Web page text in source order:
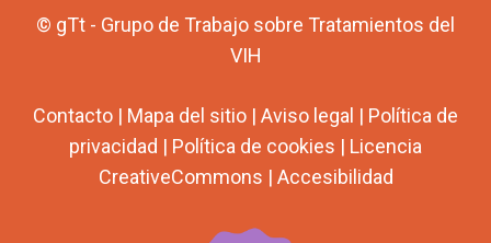
© gTt - Grupo de Trabajo sobre Tratamientos del
VIH
Contacto | Mapa del sitio | Aviso legal | Política de
privacidad | Política de cookies | Licencia
CreativeCommons | Accesibilidad